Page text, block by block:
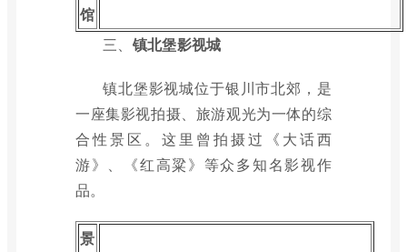
馆
三、 镇北堡影视城
镇北堡影视城位于银川市北郊，是
一座集影视拍摄、旅游观光为一体的综
合性景区。这里曾拍摄过《大话西
游》、《红高粱》等众多知名影视作
品。
景